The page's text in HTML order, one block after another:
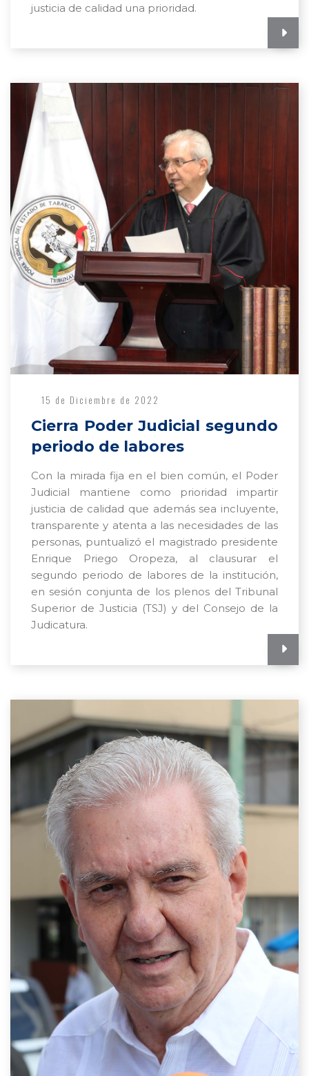
justicia de calidad una prioridad.
15 de Diciembre de 2022
Cierra Poder Judicial segundo
periodo de labores
Con la mirada fija en el bien común, el Poder
Judicial mantiene como prioridad impartir
justicia de calidad que además sea incluyente,
transparente y atenta a las necesidades de las
personas, puntualizó el magistrado presidente
Enrique Priego Oropeza, al clausurar el
segundo periodo de labores de la institución,
en sesión conjunta de los plenos del Tribunal
Superior de Justicia (TSJ) y del Consejo de la
Judicatura.